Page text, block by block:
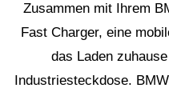
Zusammen mit Ihrem
Fast Charger, eine
das Laden
Industriesteckdose.